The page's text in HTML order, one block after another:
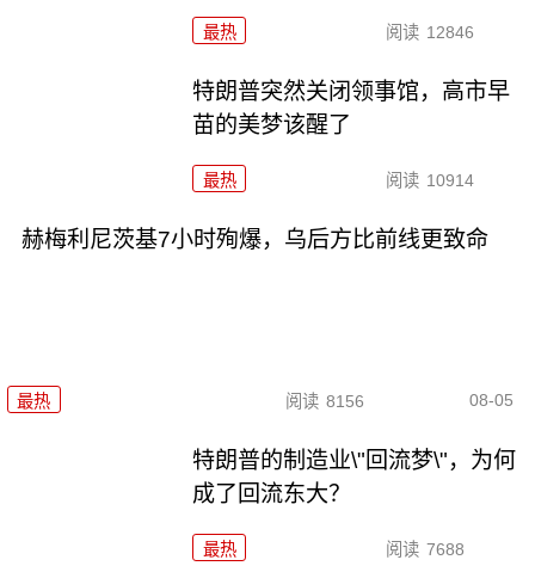
最热 阅读 12846
特朗普突然关闭领事馆，高市早
苗的美梦该醒了
最热 阅读 10914
赫梅利尼茨基7小时殉爆，乌后方比前线更致命
最热 阅读 8156 08-05
特朗普的制造业\"回流梦\"，为何
成了回流东大？
最热 阅读 7688